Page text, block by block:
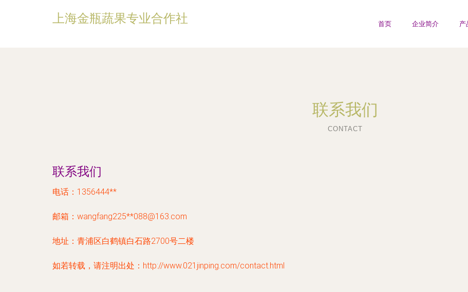
上海金瓶蔬果专业合作社 首页 企业简介 产
联系我们
CONTACT
联系我们
电话：1356444**
邮箱：wangfang225**088@163.com
地址：青浦区白鹤镇白石路2700号二楼
如若转载，请注明出处：http://www.021jinping.com/contact.html